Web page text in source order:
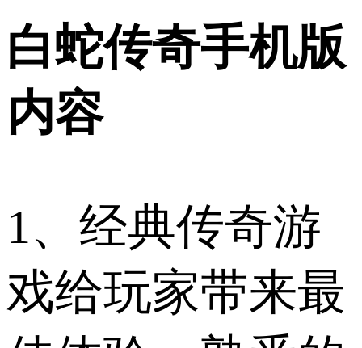
白蛇传奇手机版
内容
1、经典传奇游
戏给玩家带来最